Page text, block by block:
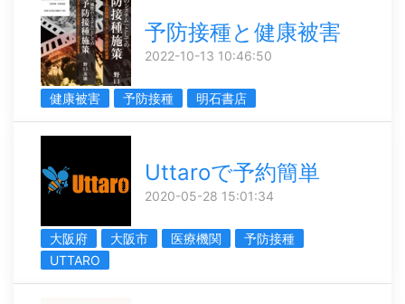
予防接種と健康被害
2022-10-13 10:46:50
健康被害 予防接種 明石書店
Uttaroで予約簡単
2020-05-28 15:01:34
大阪府 大阪市 医療機関
予防接種
UTTARO